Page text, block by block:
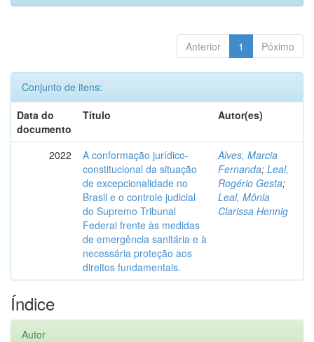
Anterior 1 Póximo
Conjunto de itens:
Data do
documento
Título Autor(es)
2022
A conformação jurídico-
constitucional da situação
de excepcionalidade no
Brasil e o controle judicial
do Supremo Tribunal
Federal frente às medidas
de emergência sanitária e à
necessária proteção aos
direitos fundamentais.
Alves, Marcia
Fernanda; Leal,
Rogério Gesta;
Leal, Mônia
Clarissa Hennig
Índice
Autor